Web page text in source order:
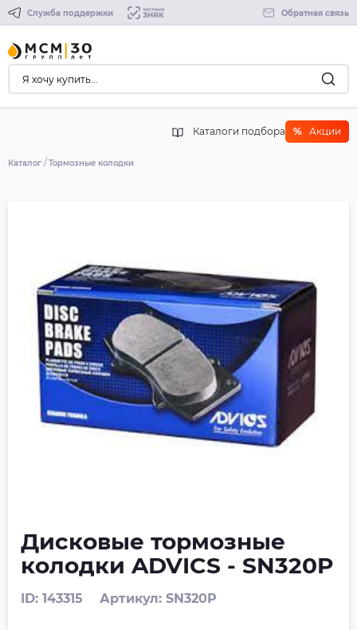
Служба поддержки Обратная связь
Каталоги подбора % Акции
Каталог Тормозные колодки
Дисковые тормозные
колодки ADVICS - SN320P
ID: 143315 Артикул: SN320P